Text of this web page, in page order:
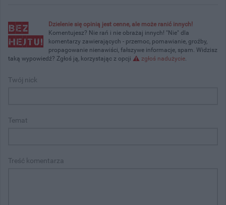
Dzielenie się opinią jest cenne, ale może ranić innych!
Komentujesz? Nie rań i nie obrażaj innych! "Nie" dla
komentarzy zawierających - przemoc, pomawianie, groźby,
propagowanie nienawiści, fałszywe informacje, spam. Widzisz
taką wypowiedź? Zgłoś ją, korzystając z opcji
zgłoś nadużycie
Twój nick
Temat
Treść komentarza